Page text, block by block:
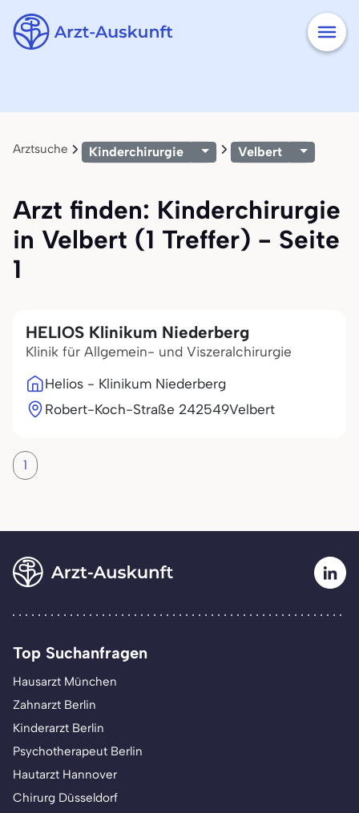
Arztsuche Kinderchirurgie Velbert
Arzt finden: Kinderchirurgie
in Velbert (1 Treffer) - Seite
1
HELIOS Klinikum Niederberg
Klinik für Allgemein- und Viszeralchirurgie
Helios - Klinikum Niederberg
Robert-Koch-Straße 242549Velbert
1
Top Suchanfragen
Hausarzt München
Zahnarzt Berlin
Kinderarzt Berlin
Psychotherapeut Berlin
Hautarzt Hannover
Chirurg Düsseldorf